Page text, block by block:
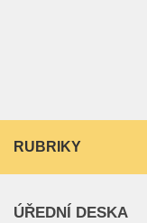
RUBRIKY
ÚŘEDNÍ DESKA